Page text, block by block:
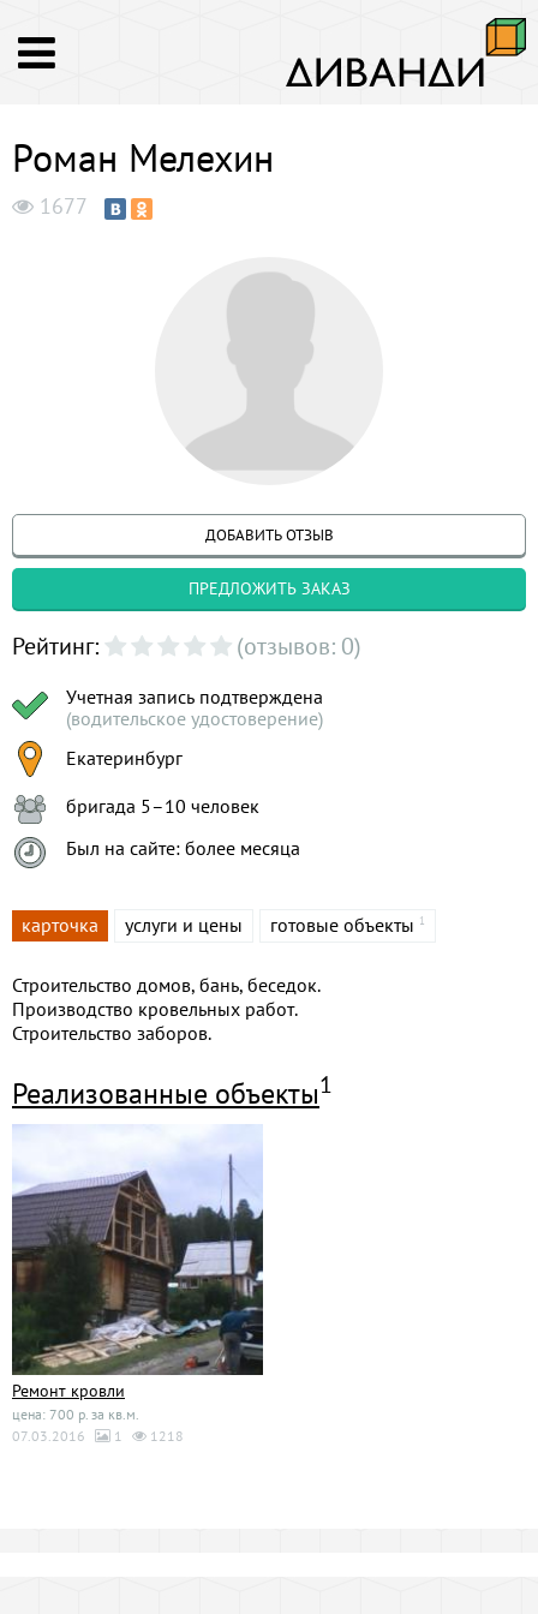
Роман Мелехин
1677
ДОБАВИТЬ ОТЗЫВ
ПРЕДЛОЖИТЬ ЗАКАЗ
Рейтинг: (отзывов: 0)
Учетная запись подтверждена
(водительское удостоверение)
Екатеринбург
бригада 5–10 человек
Был на сайте: более месяца
карточка услуги и цены готовые объекты 1
Строительство домов, бань, беседок.
Производство кровельных работ.
Строительство заборов.
Реализованные объекты1
Ремонт кровли
цена: 700 р. за кв.м.
07.03.2016
1 1218